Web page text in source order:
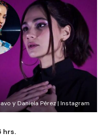
y Daniela Pérez | Instagram
hrs.